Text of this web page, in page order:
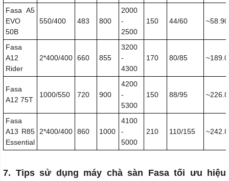
Fasa A5
EVO
50B
550/400 483 800
2000
-
2500
150 44/60
Fasa
A12
Rider
2*400/400 660 855
3200
-
4300
170 80/85
Fasa
A12 75T
1000/550 720 900
4200
-
5300
150 88/95
Fasa
A13 R85
Essential
2*400/400 860 1000
4100
-
5000
210 110/155
7. Tips sử dụng máy chà sàn Fasa tối ưu hiệu